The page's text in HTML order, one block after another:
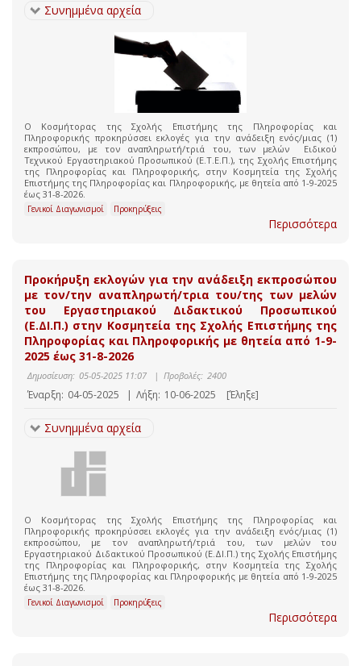
Συνημμένα αρχεία
Ο Κοσμήτορας της Σχολής Επιστήμης της Πληροφορίας και
Πληροφορικής προκηρύσσει εκλογές για την ανάδειξη ενός/μιας (1)
εκπροσώπου, με τον αναπληρωτή/τριά του, των μελών Ειδικού
Τεχνικού Εργαστηριακού Προσωπικού (Ε.Τ.Ε.Π.), της Σχολής Επιστήμης
της Πληροφορίας και Πληροφορικής, στην Κοσμητεία της Σχολής
Επιστήμης της Πληροφορίας και Πληροφορικής, με θητεία από 1-9-2025
έως 31-8-2026.
Γενικοί Διαγωνισμοί Προκηρύξεις
Περισσότερα
Προκήρυξη εκλογών για την ανάδειξη εκπροσώπου
με τον/την αναπληρωτή/τρια του/της των μελών
του Εργαστηριακού Διδακτικού Προσωπικού
(Ε.ΔΙ.Π.) στην Κοσμητεία της Σχολής Επιστήμης της
Πληροφορίας και Πληροφορικής με θητεία από 1-9-
2025 έως 31-8-2026
Δημοσίευση: 05-05-2025 11:07 | Προβολές: 2400
Έναρξη: 04-05-2025 | Λήξη: 10-06-2025 [Έληξε]
Συνημμένα αρχεία
Ο Κοσμήτορας της Σχολής Επιστήμης της Πληροφορίας και
Πληροφορικής προκηρύσσει εκλογές για την ανάδειξη ενός/μιας (1)
εκπροσώπου, με τον αναπληρωτή/τριά του, των μελών του
Εργαστηριακού Διδακτικού Προσωπικού (Ε.ΔΙ.Π.) της Σχολής Επιστήμης
της Πληροφορίας και Πληροφορικής, στην Κοσμητεία της Σχολής
Επιστήμης της Πληροφορίας και Πληροφορικής με θητεία από 1-9-2025
έως 31-8-2026.
Γενικοί Διαγωνισμοί Προκηρύξεις
Περισσότερα